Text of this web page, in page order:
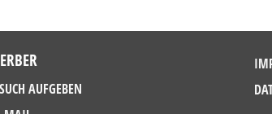
AUFGEBEN